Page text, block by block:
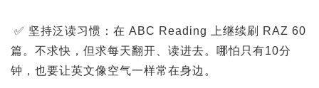
✅ 坚持泛读习惯：在 ABC Reading 上继续刷 RAZ 60
篇。不求快，但求每天翻开、读进去。哪怕只有10分
钟，也要让英文像空气一样常在身边。